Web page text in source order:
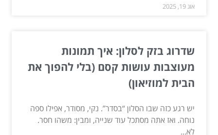
אוג 19, 2025
שדרוג בזק לסלון: איך תמונות
מעוצבות עושות קסם (בלי להפוך את
הבית למוזיאון)
יש רגע כזה שבו הסלון “בסדר”. נקי, מסודר, אפילו ספה
נוחה. ואז אתה מסתכל עוד שנייה, ומבין: משהו חסר.
לא...